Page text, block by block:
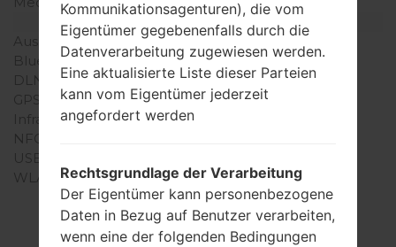
Interfaces
Ausgabe für Audio
-
Bluetooth
Version 2.1, A2DP
DLNA
Nein
GPS
-
Infrarotanschluss
NFC
USB
WLAN
Wi-Fi 802.11b/g
Kommunikationsagenturen), die vom
Eigentümer gegebenenfalls durch die
Datenverarbeitung zugewiesen werden.
Eine aktualisierte Liste dieser Parteien
kann vom Eigentümer jederzeit
angefordert werden
Rechtsgrundlage der Verarbeitung
Der Eigentümer kann personenbezogene
Daten in Bezug auf Benutzer verarbeiten,
wenn eine der folgenden Bedingungen